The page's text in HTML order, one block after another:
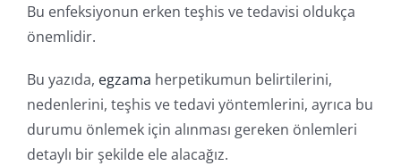
Bu enfeksiyonun erken teşhis ve tedavisi oldukça
önemlidir.
Bu yazıda, egzama herpetikumun belirtilerini,
nedenlerini, teşhis ve tedavi yöntemlerini, ayrıca bu
durumu önlemek için alınması gereken önlemleri
detaylı bir şekilde ele alacağız.